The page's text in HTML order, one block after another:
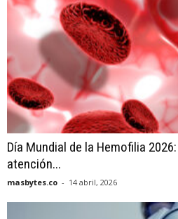
Día Mundial de la Hemofilia
atención...
masbytes.co - 14 abril, 2026